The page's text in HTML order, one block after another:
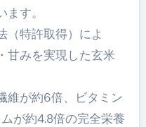
す。
（特許取得）によ
甘みを実現した玄米
維が約6倍、ビタミン
が約4.8倍の完全栄養